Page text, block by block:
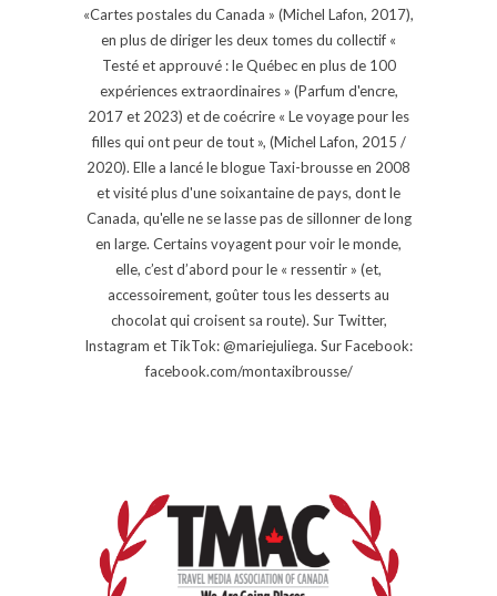
«Cartes postales du Canada » (Michel Lafon, 2017),
en plus de diriger les deux tomes du collectif «
Testé et approuvé : le Québec en plus de 100
expériences extraordinaires » (Parfum d'encre,
2017 et 2023) et de coécrire « Le voyage pour les
filles qui ont peur de tout », (Michel Lafon, 2015 /
2020). Elle a lancé le blogue Taxi-brousse en 2008
et visité plus d'une soixantaine de pays, dont le
Canada, qu'elle ne se lasse pas de sillonner de long
en large. Certains voyagent pour voir le monde,
elle, c’est d’abord pour le « ressentir » (et,
accessoirement, goûter tous les desserts au
chocolat qui croisent sa route). Sur Twitter,
Instagram et TikTok: @mariejuliega. Sur Facebook:
facebook.com/montaxibrousse/